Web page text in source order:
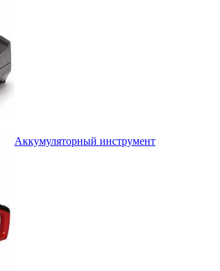
Аккумуляторный инструмент